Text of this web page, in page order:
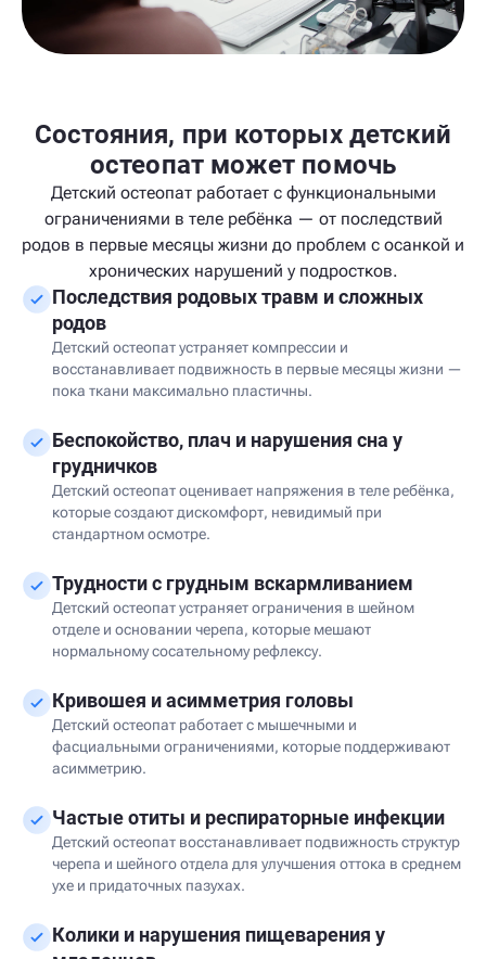
Состояния, при которых детский
остеопат может помочь
Детский остеопат работает с функциональными
ограничениями в теле ребёнка — от последствий
родов в первые месяцы жизни до проблем с осанкой и
хронических нарушений у подростков.
Последствия родовых травм и сложных
родов
Детский остеопат устраняет компрессии и
восстанавливает подвижность в первые месяцы жизни —
пока ткани максимально пластичны.
Беспокойство, плач и нарушения сна у
грудничков
Детский остеопат оценивает напряжения в теле ребёнка,
которые создают дискомфорт, невидимый при
стандартном осмотре.
Трудности с грудным вскармливанием
Детский остеопат устраняет ограничения в шейном
отделе и основании черепа, которые мешают
нормальному сосательному рефлексу.
Кривошея и асимметрия головы
Детский остеопат работает с мышечными и
фасциальными ограничениями, которые поддерживают
асимметрию.
Частые отиты и респираторные инфекции
Детский остеопат восстанавливает подвижность структур
черепа и шейного отдела для улучшения оттока в среднем
ухе и придаточных пазухах.
Колики и нарушения пищеварения у